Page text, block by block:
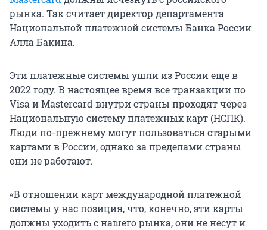
рынка. Так считает директор департамента
Национальной платежной системы Банка России
Алла Бакина.
Эти платежные системы ушли из России еще в
2022 году. В настоящее время все транзакции по
Visa и Mastercard внутри страны проходят через
Национальную систему платежных карт (НСПК).
Люди по-прежнему могут пользоваться старыми
картами в России, однако за пределами страны
они не работают.
«В отношении карт международной платежной
системы у нас позиция, что, конечно, эти карты
должны уходить с нашего рынка, они не несут и